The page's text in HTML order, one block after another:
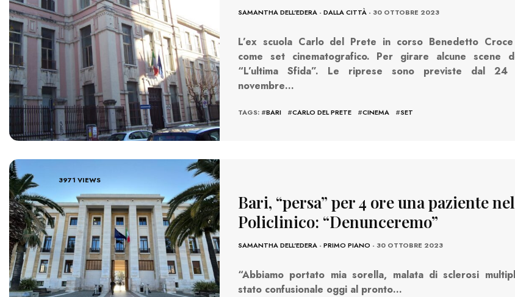
SAMANTHA DELL'EDERA- DALLA CITTÀ- 30 OTTOBRE 2023
L’ex scuola Carlo del Prete in corso Benedetto
come set cinematografico. Per girare alcune scene
“L’ultima Sfida”. Le riprese sono previste dal
novembre…
TAGS: #BARI #CARLO DEL PRETE #CINEMA #SET
3971 VIEWS
Bari, “persa” per 4 ore una paziente nel
Policlinico: “Denunceremo”
SAMANTHA DELL'EDERA- PRIMO PIANO - 30 OTTOBRE 2023
“Abbiamo portato mia sorella, malata di sclerosi
stato confusionale oggi al pronto…